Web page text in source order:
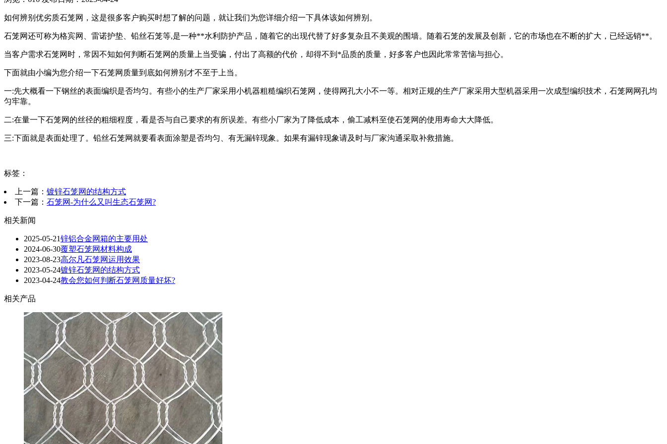
如何辨别优劣质石笼网，这是很多客户购买时想了解的问题，就让我们为您详细介绍一下具体该如何辨别。
石笼网还可称为格宾网、雷诺护垫、铅丝石笼等,是一种**水利防护产品，随着它的出现代替了好多复杂且不美观的围墙。随着石笼的发展及创新，它的市场也在不断的扩大，已经远销**。
当客户需求石笼网时，常因不知如何判断石笼网的质量上当受骗，付出了高额的代价，却得不到*品质的质量，好多客户也因此常常苦恼与担心。
下面就由小编为您介绍一下石笼网质量到底如何辨别才不至于上当。
一:先大概看一下钢丝的表面编织是否均匀。有些小的生产厂家采用小机器粗糙编织石笼网，使得网孔大小不一等。相对正规的生产厂家采用大型机器采用一次成型编织技术，石笼网网孔均
匀牢靠。
二:在量一下石笼网的丝径的粗细程度，看是否与自己要求的有所误差。有些小厂家为了降低成本，偷工减料至使石笼网的使用寿命大大降低。
三:下面就是表面处理了。铅丝石笼网就要看表面涂塑是否均匀、有无漏锌现象。如果有漏锌现象请及时与厂家沟通采取补救措施。
标签：
上一篇： 镀锌石笼网的结构方式
下一篇： 石笼网-为什么又叫生态石笼网?
相关新闻
2025-05-21锌铝合金网箱的主要用处
2024-06-30覆塑石笼网材料构成
2023-08-23高尔凡石笼网运用效果
2023-05-24镀锌石笼网的结构方式
2023-04-24教会您如何判断石笼网质量好坏?
相关产品